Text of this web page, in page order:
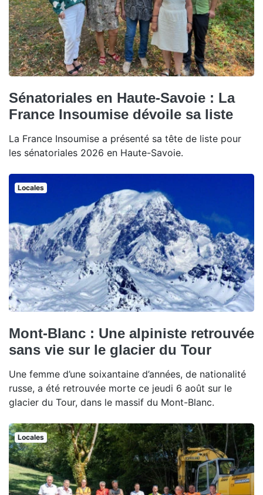
Sénatoriales en Haute-Savoie : La
France Insoumise dévoile sa liste
La France Insoumise a présenté sa tête de liste pour
les sénatoriales 2026 en Haute-Savoie.
Locales
Mont-Blanc : Une alpiniste retrouvée
sans vie sur le glacier du Tour
Une femme d’une soixantaine d’années, de nationalité
russe, a été retrouvée morte ce jeudi 6 août sur le
glacier du Tour, dans le massif du Mont-Blanc.
Locales